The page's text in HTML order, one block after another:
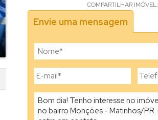
COMPARTILHAR IMÓVEL:
Envie uma mensagem